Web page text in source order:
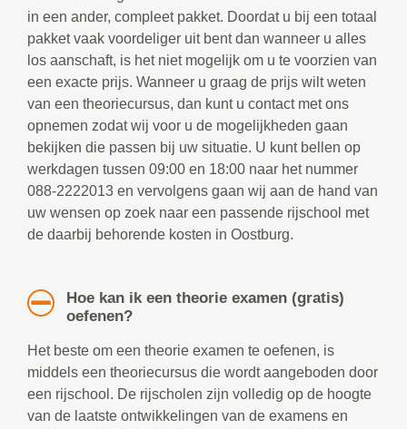
in een ander, compleet pakket. Doordat u bij een totaal
pakket vaak voordeliger uit bent dan wanneer u alles
los aanschaft, is het niet mogelijk om u te voorzien van
een exacte prijs. Wanneer u graag de prijs wilt weten
van een theoriecursus, dan kunt u contact met ons
opnemen zodat wij voor u de mogelijkheden gaan
bekijken die passen bij uw situatie. U kunt bellen op
werkdagen tussen 09:00 en 18:00 naar het nummer
088-2222013 en vervolgens gaan wij aan de hand van
uw wensen op zoek naar een passende rijschool met
de daarbij behorende kosten in Oostburg.
Hoe kan ik een theorie examen (gratis)
oefenen?
Het beste om een theorie examen te oefenen, is
middels een theoriecursus die wordt aangeboden door
een rijschool. De rijscholen zijn volledig op de hoogte
van de laatste ontwikkelingen van de examens en